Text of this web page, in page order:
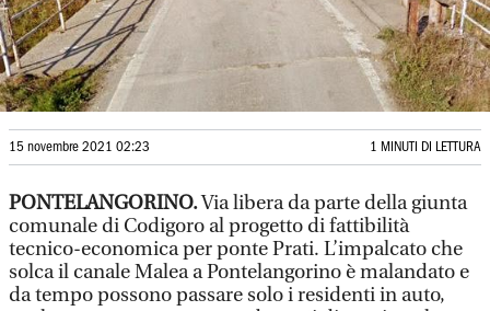
15 novembre 2021 02:23 1 MINUTI DI LETTURA
PONTELANGORINO.Via libera da parte della giunta
comunale di Codigoro al progetto di fattibilità
tecnico-economica per ponte Prati. L’impalcato che
solca il canale Malea a Pontelangorino è malandato e
da tempo possono passare solo i residenti in auto,